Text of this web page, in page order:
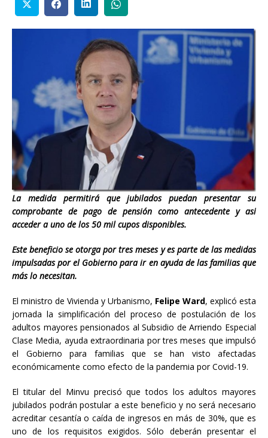
La medida permitirá que jubilados puedan presentar su
comprobante de pago de pensión como antecedente y así
acceder a uno de los 50 mil cupos disponibles.
Este beneficio se otorga por tres meses y es parte de las medidas
impulsadas por el Gobierno para ir en ayuda de las familias que
más lo necesitan.
El ministro de Vivienda y Urbanismo, Felipe Ward, explicó esta
jornada la simplificación del proceso de postulación de los
adultos mayores pensionados al Subsidio de Arriendo Especial
Clase Media, ayuda extraordinaria por tres meses que impulsó
el Gobierno para familias que se han visto afectadas
económicamente como efecto de la pandemia por Covid-19.
El titular del Minvu precisó que todos los adultos mayores
jubilados podrán postular a este beneficio y no será necesario
acreditar cesantía o caída de ingresos en más de 30%, que es
uno de los requisitos exigidos. Sólo deberán presentar el